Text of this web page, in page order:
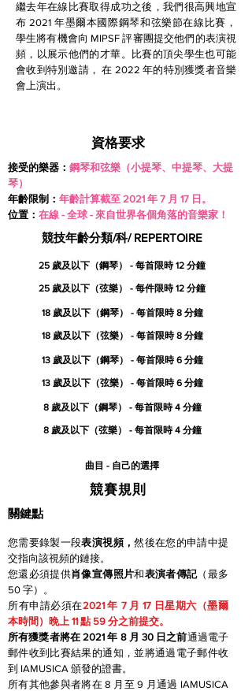
繼去年在線比賽取得成功之後，我們很高興地宣
布 2021 年墨爾本國際鋼琴和弦樂節在線比賽，
學生將有機會向 MIPSF 評審團提交他們的表演視
頻，以展示他們的才華。比賽的頂尖學生也可能
會收到特別邀請，在 2022 年的特別獲獎者音樂
會上演出。
資格要求
接受的樂器： 鋼琴和弦樂（小提琴、中提琴、大提
琴）
年齡限制： 年齡計算截至 2021 年 7 月 17 日。
位置： 在線 - 全球 - 來自世界各個角落的音樂家！
競技年齡分類/科/ REPERTOIRE
25 歲及以下（鋼琴） - 每首限時 12 分鐘
25 歲及以下（弦樂） - 每件限時 12 分鐘
18 歲及以下（鋼琴） - 每首限時 8 分鐘
18 歲及以下（弦樂） - 每首限時 8 分鐘
13 歲及以下（鋼琴） - 每首限時 6 分鐘
13 歲及以下（弦樂） - 每首限時 6 分鐘
8 歲及以下（鋼琴） - 每首限時 4 分鐘
8 歲及以下（弦樂） - 每首限時 4 分鐘
曲目 - 自己的選擇
競賽規則
關鍵點
您需要錄製一段表演視頻，然後在您的申請中提
交指向該視頻的鏈接。
您還必須提供肖像宣傳照片和表演者傳記（最多
50 字）。
所有申請必須在2021 年 7 月 17 日星期六（墨爾
本時間）晚上 11 點 59 分之前提交。
所有獲獎者將在 2021 年 8 月 30 日之前通過電子
郵件收到比賽結果的通知，並將通過電子郵件收
到 IAMUSICA 頒發的證書。
所有其他參與者將在 8 月至 9 月通過 IAMUSICA